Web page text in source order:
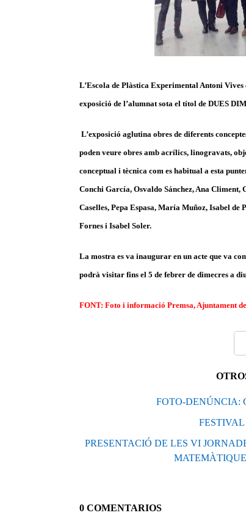
L’Escola de Plàstica Experimental Antoni
exposició de l’alumnat sota el títol de DUES
L’exposició aglutina obres de diferents
poden veure obres amb acrílics, linogravats,
conceptual i tècnica com es habitual a esta
Conchi García, Osvaldo Sánchez, Ana Climent,
Caselles, Pepa Espasa, María Muñoz, Isabel
Fornes i Isabel Soler.
La mostra es va inaugurar en un acte que va
podrà visitar fins el 5 de febrer de dimecres a
FONT: Foto i informació Premsa, Ajuntament
FOTO-DENÚNCIA:
PRESENTACIÓ DE LES VI
0 COMENTARIOS